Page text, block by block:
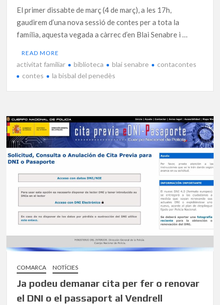
El primer dissabte de març (4 de març), a les 17h,
gaudirem d’una nova sessió de contes per a tota la
família, aquesta vegada a càrrec d’en Blai Senabre i …
READ MORE
activitat familiar biblioteca blai senabre
contacontes
contes
la bisbal del penedès
COMARCA NOTÍCIES
Ja podeu demanar cita per fer o renovar
el DNI o el passaport al Vendrell